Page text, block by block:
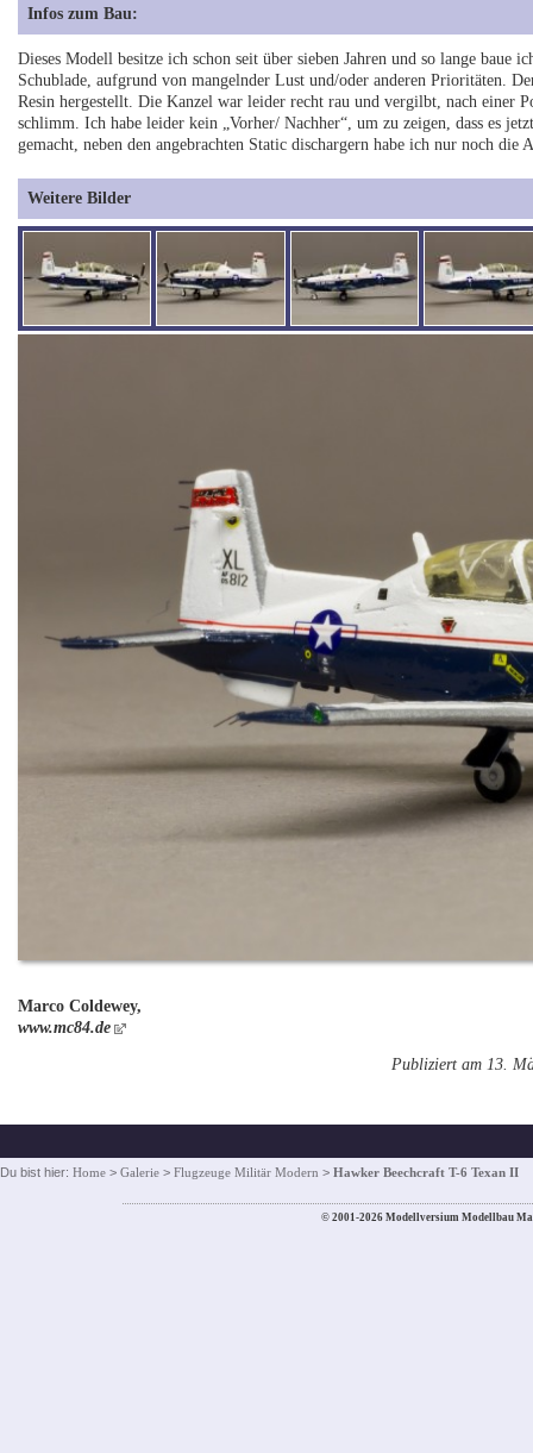
Infos zum Bau:
Dieses Modell besitze ich schon seit über sieben Jahren und so lange
Schublade, aufgrund von mangelnder Lust und/oder anderen Prioritäten.
Resin hergestellt. Die Kanzel war leider recht rau und vergilbt, nach einer
schlimm. Ich habe leider kein „Vorher/ Nachher“, um zu zeigen, dass es
gemacht, neben den angebrachten Static dischargern habe ich nur noch die
Weitere Bilder
Marco Coldewey,
www.mc84.de
Publiziert am 13.
Du bist hier: Home > Galerie > Flugzeuge Militär Modern > Hawker Beechcraft T-6 Texan II
© 2001-2026 Modellversium Modellbau